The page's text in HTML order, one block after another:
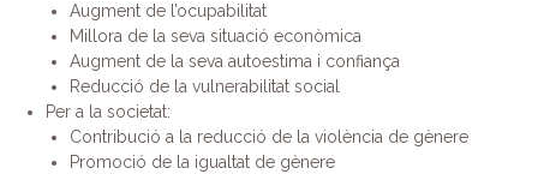
Augment de l’ocupabilitat
Millora de la seva situació econòmica
Augment de la seva autoestima i confiança
Reducció de la vulnerabilitat social
Per a la societat:
Contribució a la reducció de la violència de gènere
Promoció de la igualtat de gènere